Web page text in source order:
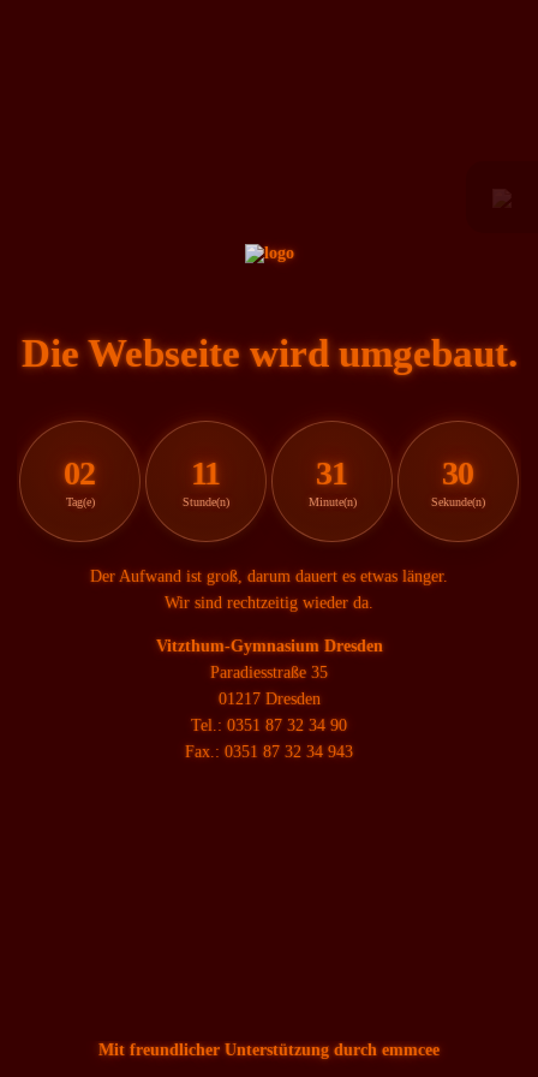
Die Webseite wird umgebaut.
02
Tag(e)
11
Stunde(n)
31
Minute(n)
30
Sekunde(n)
Der Aufwand ist groß, darum dauert es etwas länger.
Wir sind rechtzeitig wieder da.
Vitzthum-Gymnasium Dresden
Paradiesstraße 35
01217 Dresden
Tel.: 0351 87 32 34 90
Fax.: 0351 87 32 34 943
Mit freundlicher Unterstützung durch emmcee